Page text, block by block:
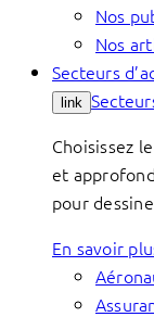
Nos
Nos
Secteurs
link
Choisissez
et
pour
En savoir